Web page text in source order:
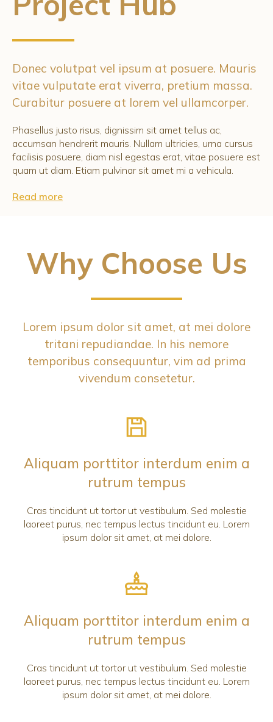
Donec volutpat vel ipsum at posuere. Mauris
vitae vulputate erat viverra, pretium massa.
Curabitur posuere at lorem vel ullamcorper.
Phasellus justo risus, dignissim sit amet tellus ac,
accumsan hendrerit mauris. Nullam ultricies, urna cursus
facilisis posuere, diam nisl egestas erat, vitae posuere est
quam ut diam. Etiam pulvinar sit amet mi a vehicula.
Read more
Why Choose Us
Lorem ipsum dolor sit amet, at mei dolore
tritani repudiandae. In his nemore
temporibus consequuntur, vim ad prima
vivendum consetetur.
Aliquam porttitor interdum enim a
rutrum tempus
Cras tincidunt ut tortor ut vestibulum. Sed molestie
laoreet purus, nec tempus lectus tincidunt eu. Lorem
ipsum dolor sit amet, at mei dolore.
Aliquam porttitor interdum enim a
rutrum tempus
Cras tincidunt ut tortor ut vestibulum. Sed molestie
laoreet purus, nec tempus lectus tincidunt eu. Lorem
ipsum dolor sit amet, at mei dolore.